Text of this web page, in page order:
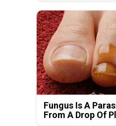
Fungus Is A
From A Drop Of